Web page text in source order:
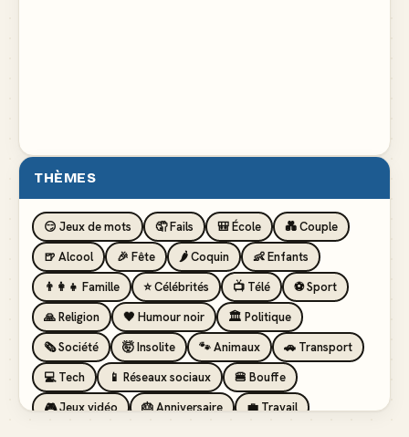
THÈMES
😏 Jeux de mots 🤦 Fails 🎒 École
💑 Couple
🍺 Alcool
🎉 Fête 🌶️ Coquin
👶 Enfants
👨‍👩‍👧 Famille
⭐ Célébrités 📺 Télé
⚽ Sport
🙏 Religion
🖤 Humour noir
🏛️ Politique
🗞️ Société
🤯 Insolite 🐾 Animaux
🚗 Transport
💻 Tech
📱 Réseaux sociaux
🍔 Bouffe
🎮 Jeux vidéo
🎂 Anniversaire
💼 Travail